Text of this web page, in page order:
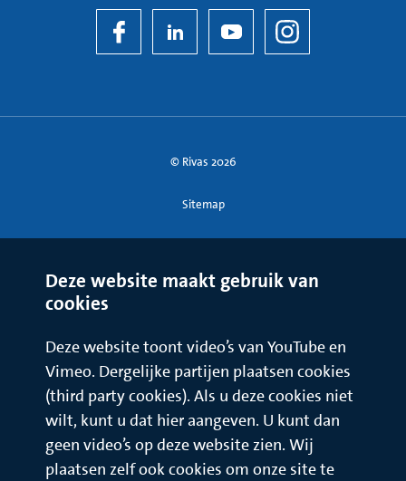
© Rivas 2026
Sitemap
Deze website maakt gebruik van
cookies
Deze website toont video’s van YouTube en
Vimeo. Dergelijke partijen plaatsen cookies
(third party cookies). Als u deze cookies niet
wilt, kunt u dat hier aangeven. U kunt dan
geen video’s op deze website zien. Wij
plaatsen zelf ook cookies om onze site te